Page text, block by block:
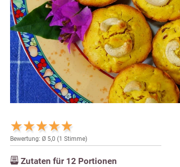
Bewertung: Ø 5,0 (1 Stimme)
Zutaten für 12 Portionen